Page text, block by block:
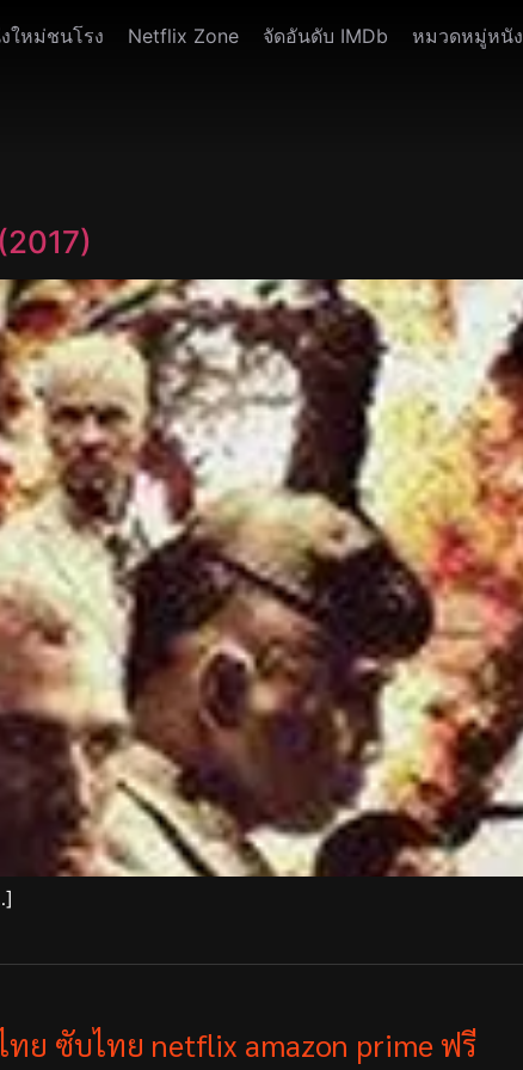
ใหม่ชนโรง Netflix Zone จัดอันดับ IMDb
หมวดหมู่หนัง
ย ซับไทย netflix amazon prime ฟรี